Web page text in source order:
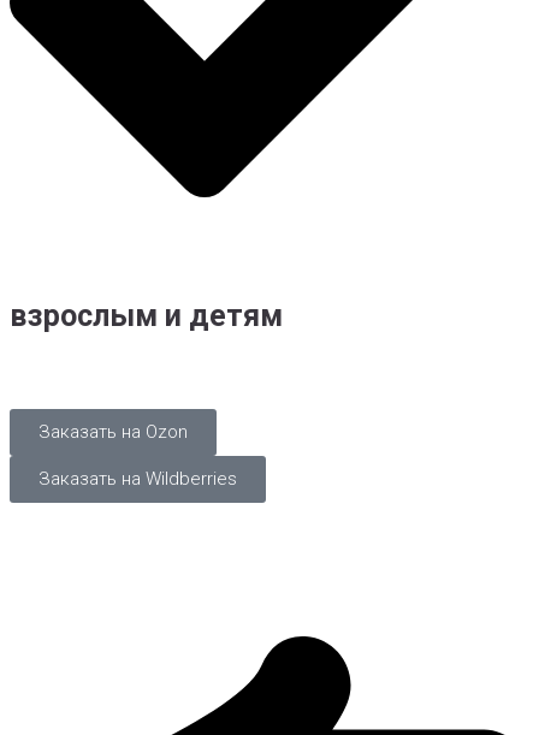
взрослым и детям
Заказать на Ozon
Заказать на Wildberries